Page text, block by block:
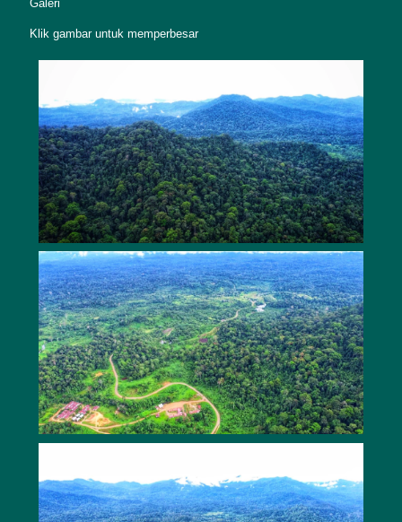
Galeri
Klik gambar untuk memperbesar